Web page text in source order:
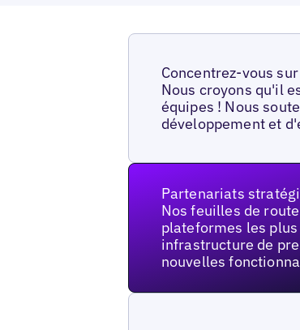
Concentrez-vous
Nous croyons qu'il
équipes ! Nous
développement et
Partenariats
Nos feuilles de
plateformes les
infrastructure de
nouvelles